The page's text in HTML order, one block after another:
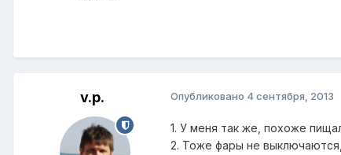
v.p. Опубликовано 4 сентября, 2013
1. У меня так же, похоже
2. Тоже фары не